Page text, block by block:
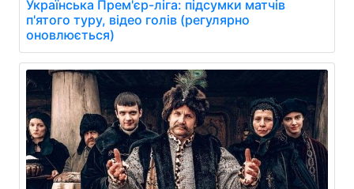
Українська Прем'єр-ліга: підсумки матчів
п'ятого туру, відео голів (регулярно
оновлюється)